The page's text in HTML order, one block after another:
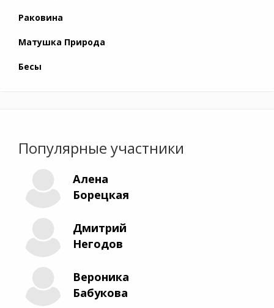
Раковина
Матушка Природа
Бесы
Популярные участники
Алена
Борецкая
Дмитрий
Негодов
Вероника
Бабукова